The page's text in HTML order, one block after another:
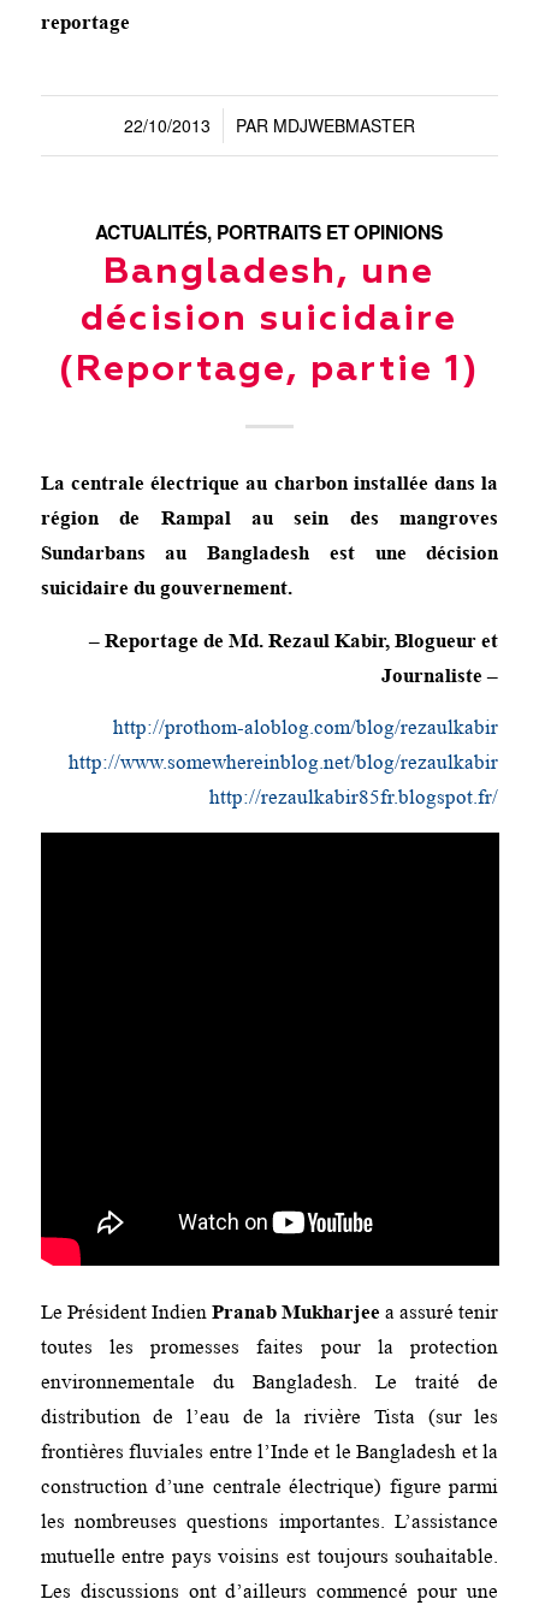
reportage
22/10/2013
/ PAR MDJWEBMASTER
ACTUALITÉS, PORTRAITS ET OPINIONS
Bangladesh, une
décision suicidaire
(Reportage, partie 1)
La centrale électrique au charbon installée dans la
région de Rampal au sein des mangroves
Sundarbans au Bangladesh est une décision
suicidaire du gouvernement.
– Reportage de Md. Rezaul Kabir, Blogueur et
Journaliste –
http://prothom-aloblog.com/blog/rezaulkabir
http://www.somewhereinblog.net/blog/rezaulkabir
http://rezaulkabir85fr.blogspot.fr/
Le Président Indien Pranab Mukharjee a assuré tenir
toutes les promesses faites pour la protection
environnementale du Bangladesh. Le traité de
distribution de l’eau de la rivière Tista (sur les
frontières fluviales entre l’Inde et le Bangladesh et la
construction d’une centrale électrique) figure parmi
les nombreuses questions importantes. L’assistance
mutuelle entre pays voisins est toujours souhaitable.
Les discussions ont d’ailleurs commencé pour une